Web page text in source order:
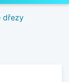
dřezy